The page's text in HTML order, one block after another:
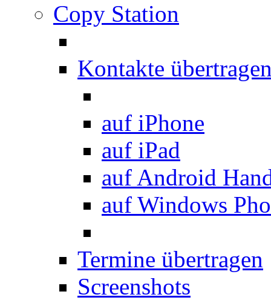
Copy Station
Kontakte
auf iPhone
auf iPad
auf Android
auf Windows
Termine übertragen
Screenshots